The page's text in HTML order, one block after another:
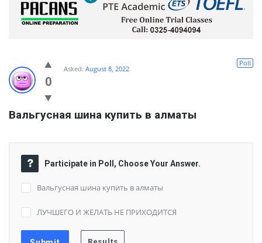
0
Poll
Asked: August 8, 2022
Вальгусная шина купить в алматы
Participate in Poll, Choose Your Answer.
Вальгусная шина купить в алматы
ЛУЧШЕГО И ЖЕЛАТЬ НЕ ПРИХОДИТСЯ